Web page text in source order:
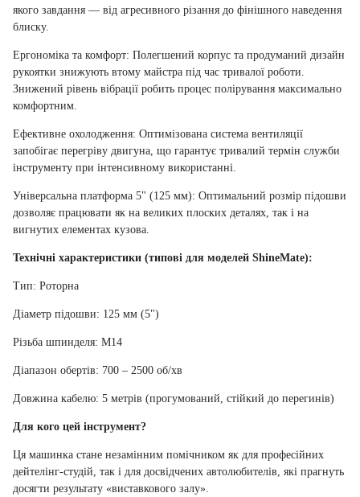
якого завдання — від агресивного різання до фінішного наведення
блиску.
Ергономіка та комфорт: Полегшений корпус та продуманий дизайн
рукоятки знижують втому майстра під час тривалої роботи.
Знижений рівень вібрації робить процес полірування максимально
комфортним.
Ефективне охолодження: Оптимізована система вентиляції
запобігає перегріву двигуна, що гарантує тривалий термін служби
інструменту при інтенсивному використанні.
Універсальна платформа 5" (125 мм): Оптимальний розмір підошви
дозволяє працювати як на великих плоских деталях, так і на
вигнутих елементах кузова.
Технічні характеристики (типові для моделей ShineMate):
Тип: Роторна
Діаметр підошви: 125 мм (5")
Різьба шпинделя: M14
Діапазон обертів: 700 – 2500 об/хв
Довжина кабелю: 5 метрів (прогумований, стійкий до перегинів)
Для кого цей інструмент?
Ця машинка стане незамінним помічником як для професійних
дейтелінг-студій, так і для досвідчених автолюбителів, які прагнуть
досягти результату «виставкового залу».